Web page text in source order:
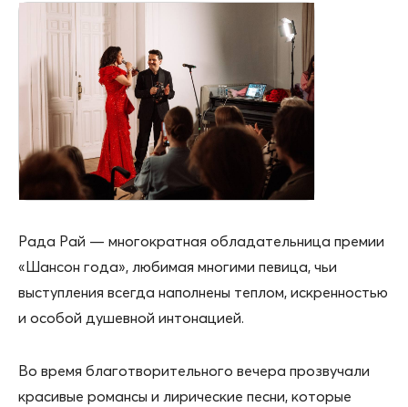
Рада Рай — многократная обладательница премии
«Шансон года», любимая многими певица, чьи
выступления всегда наполнены теплом, искренностью
и особой душевной интонацией.
Во время благотворительного вечера прозвучали
красивые романсы и лирические песни, которые